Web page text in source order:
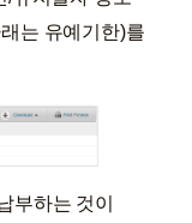
는 유예기한)를
부하는 것이